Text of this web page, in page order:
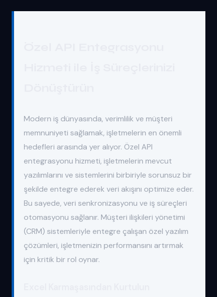
Modern iş dünyasında, verimlilik ve müşteri
memnuniyeti sağlamak, işletmelerin en önemli
hedefleri arasında yer alıyor. Özel API
entegrasyonu hizmeti, işletmelerin mevcut
yazılımlarını ve sistemlerini birbiriyle sorunsuz bir
şekilde entegre ederek veri akışını optimize eder.
Bu sayede, veri senkronizasyonu ve iş süreçleri
otomasyonu sağlanır. Müşteri ilişkileri yönetimi
(CRM) sistemleriyle entegre çalışan özel yazılım
çözümleri, işletmenizin performansını artırmak
için kritik bir rol oynar.